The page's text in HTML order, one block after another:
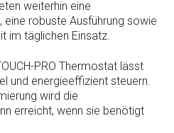
weiterhin eine
eine robuste Ausführung sowie
im täglichen Einsatz.
PRO Thermostat lässt
und energieeffizient steuern.
wird die
erreicht, wenn sie benötigt